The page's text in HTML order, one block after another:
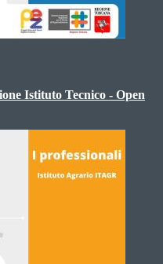
Istituto Tecnico - Open